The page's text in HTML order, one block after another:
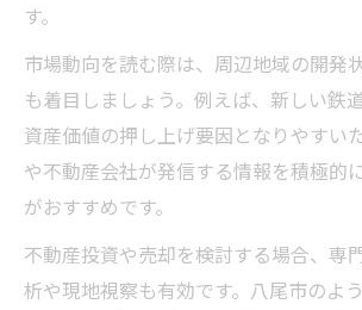
す。
市場動向を読む際は、周辺地域の開発
も着目しましょう。例えば、新しい鉄
資産価値の押し上げ要因となりやすい
や不動産会社が発信する情報を積極的
がおすすめです。
不動産投資や売却を検討する場合、専
析や現地視察も有効です。八尾市のよ